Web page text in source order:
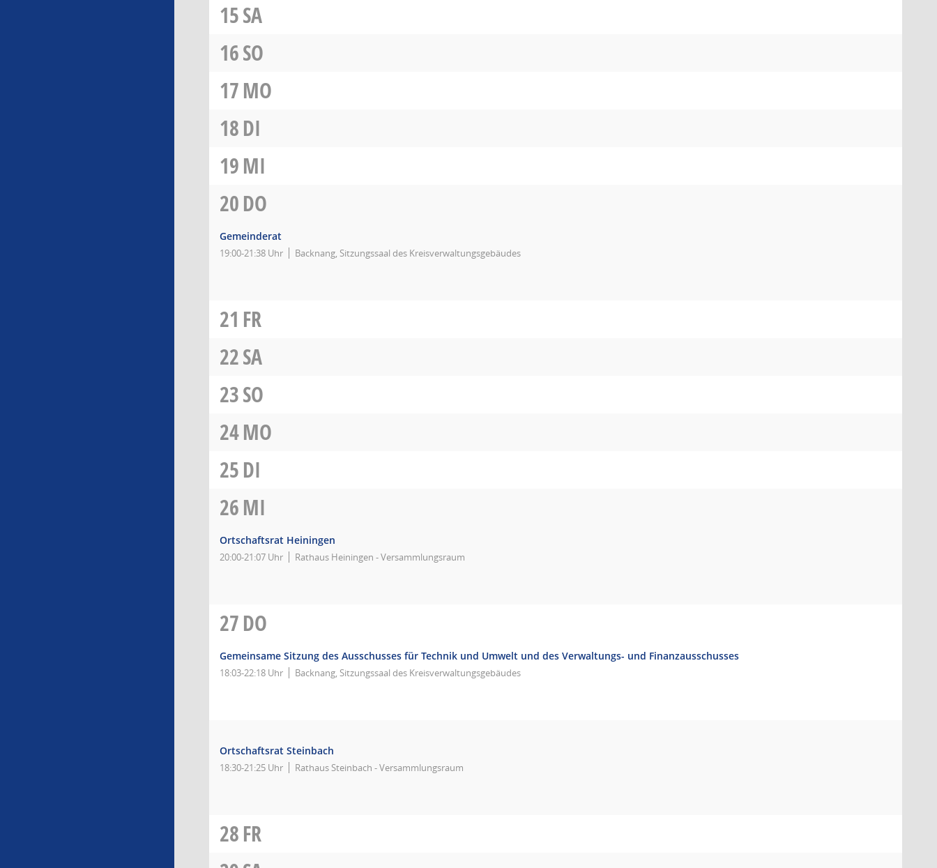
15SA
16SO
17MO
18DI
19MI
20DO
Gemeinderat
19:00-21:38 Uhr Backnang, Sitzungssaal des Kreisverwaltungsgebäudes
21 FR
22SA
23SO
24MO
25DI
26MI
Ortschaftsrat Heiningen
20:00-21:07 Uhr Rathaus Heiningen - Versammlungsraum
27DO
Gemeinsame Sitzung des Ausschusses für Technik und Umwelt und des Verwaltungs- und Finanzausschusses
18:03-22:18 Uhr Backnang, Sitzungssaal des Kreisverwaltungsgebäudes
Ortschaftsrat Steinbach
18:30-21:25 Uhr Rathaus Steinbach - Versammlungsraum
28FR